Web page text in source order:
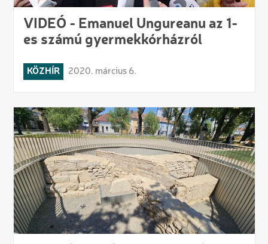
VIDEÓ - Emanuel Ungureanu az 1-
es számú gyermekkórházról
KÖZHÍR 2020. március 6.